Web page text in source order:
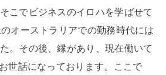
こでビジネスのイロハを学ばせて
オーストラリアでの勤務時代には
。その後、縁があり、現在働いて
世話になっております。ここで